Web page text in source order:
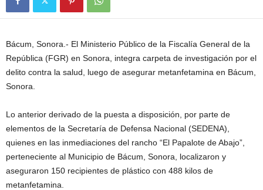
Bácum, Sonora.- El Ministerio Público de la Fiscalía General de la
República (FGR) en Sonora, integra carpeta de investigación por el
delito contra la salud, luego de asegurar metanfetamina en Bácum,
Sonora.
Lo anterior derivado de la puesta a disposición, por parte de
elementos de la Secretaría de Defensa Nacional (SEDENA),
quienes en las inmediaciones del rancho “El Papalote de Abajo”,
perteneciente al Municipio de Bácum, Sonora, localizaron y
aseguraron 150 recipientes de plástico con 488 kilos de
metanfetamina.